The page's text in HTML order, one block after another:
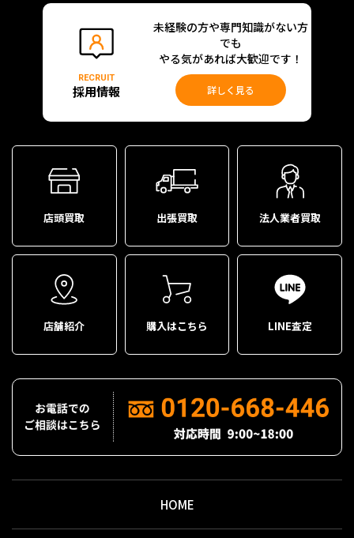
RECRUIT
採用情報
未経験の方や専門知識がない方
でも
やる気があれば大歓迎です！
詳しく見る
店頭買取 出張買取 法人業者買取
店舗紹介 購入はこちら LINE査定
HOME